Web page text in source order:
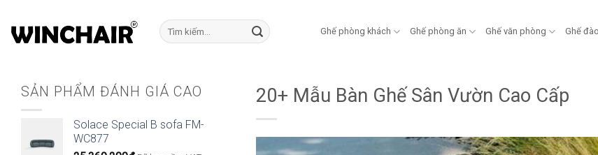
qua
Tìm
kiếm:
Ghế phòng khách Ghế phòng ăn Ghế văn phòng Ghế
SẢN PHẨM ĐÁNH GIÁ CAO
Solace Special B sofa FM-
WC877
20+ Mẫu Bàn Ghế Sân Vườn Cao Cấp